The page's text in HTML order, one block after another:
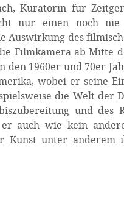
Kuratorin für
nur einen noch nie
Auswirkung des
Filmkamera ab Mitte
1960er und 70er
wobei er seine
die Welt der
und des
auch wie kein
Kunst unter anderem